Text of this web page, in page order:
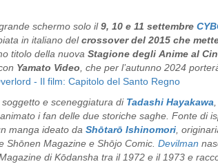
schermo solo il9, 10 e 11 settembre
in italiano delcrossover del 2015 che
titolo della nuova Stagione degli Anime al
Yamato Video, che per l’autunno 2024
- Il film: Capitolo del Santo Regno
soggetto e sceneggiatura di Tadashi Hayakawa,
i fan delle due storiche saghe. Fonte di
manga ideato da Shōtarō Ishinomori,
Shōnen Magazine e Shōjo Comic. Devilman
di Kōdansha tra il 1972 e il 1973 e